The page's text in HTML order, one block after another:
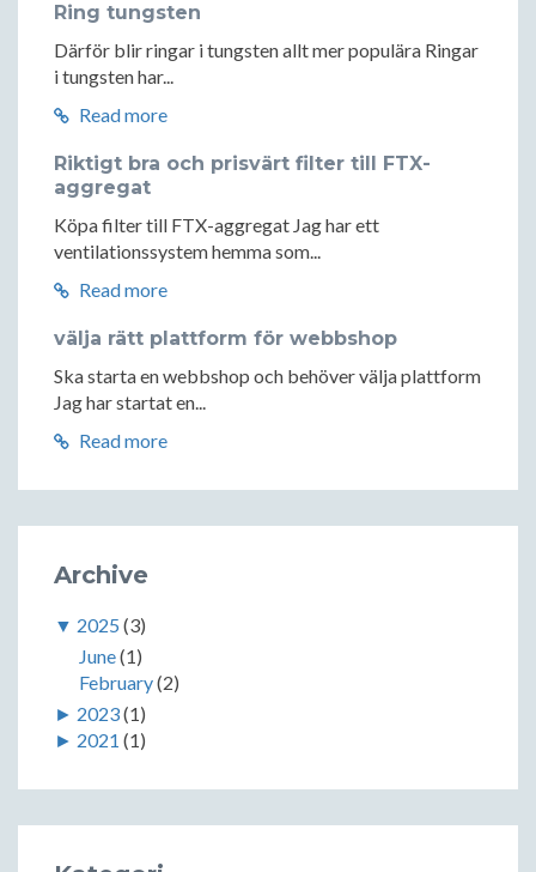
Ring tungsten
Därför blir ringar i tungsten allt mer populära Ringar
i tungsten har...
Read more
Riktigt bra och prisvärt filter till FTX-
aggregat
Köpa filter till FTX-aggregat Jag har ett
ventilationssystem hemma som...
Read more
välja rätt plattform för webbshop
Ska starta en webbshop och behöver välja plattform
Jag har startat en...
Read more
Archive
▼ 2025 (3)
June(1)
February(2)
► 2023(1)
► 2021 (1)